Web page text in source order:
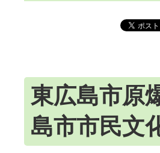
東広島市原
島市市民文